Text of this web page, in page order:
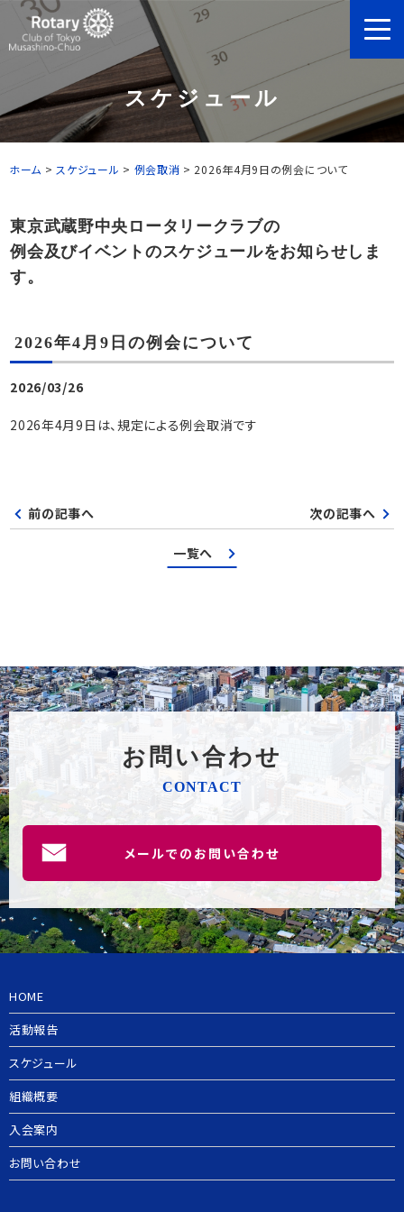
スケジュール
ホーム > スケジュール > 例会取消 > 2026年4月9日の例会について
東京武蔵野中央ロータリークラブの
例会及びイベントのスケジュールをお知らせしま
す。
2026年4月9日の例会について
2026/03/26
2026年4月9日は、規定による例会取消です
前の記事へ 次の記事へ
一覧へ
お問い合わせ
CONTACT
メールでのお問い合わせ
HOME
活動報告
スケジュール
組織概要
入会案内
お問い合わせ